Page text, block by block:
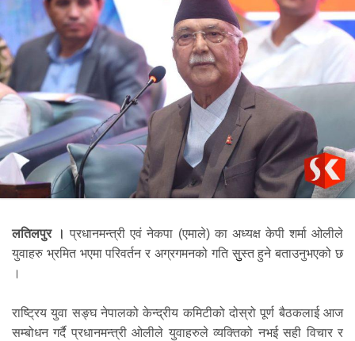
लतिलपुर । प्रधानमन्त्री एवं नेकपा (एमाले) का अध्यक्ष केपी शर्मा ओलीले
युवाहरु भ्रमित भएमा परिवर्तन र अग्रगमनको गति सुुस्त हुने बताउनुभएको छ
।
राष्ट्रिय युवा सङ्घ नेपालको केन्द्रीय कमिटीको दोस्रो पूर्ण बैठकलाई आज
सम्बोधन गर्दै प्रधानमन्त्री ओलीले युवाहरुले व्यक्तिको नभई सही विचार र